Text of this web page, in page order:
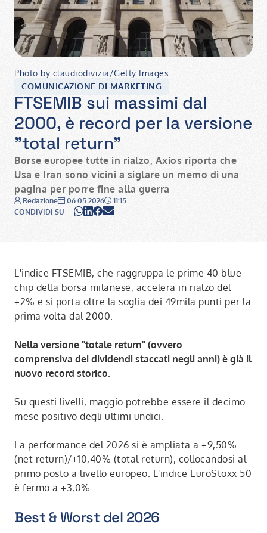
COMUNICAZIONE DI MARKETING
FTSEMIB sui massimi dal
2000, è record per la versione
"total return"
Borse europee tutte in rialzo, Axios riporta che
Usa e Iran sono vicini a siglare un memo di una
pagina per porre fine alla guerra
Autore:
Redazione Data:
06.05.2026 Ora:
11:15
CONDIVIDI SU
WhatsApp
LinkedIn
Facebook
Email
Photo by claudiodivizia/Getty Images
L'indice FTSEMIB, che raggruppa le prime 40 blue
chip della borsa milanese, accelera in rialzo del
+2% e si porta oltre la soglia dei 49mila punti per la
prima volta dal 2000.
Nella versione "totale return" (ovvero
comprensiva dei dividendi staccati negli anni) è già il
nuovo record storico.
Su questi livelli, maggio potrebbe essere il decimo
mese positivo degli ultimi undici.
La performance del 2026 si è ampliata a +9,50%
(net return)/+10,40% (total return), collocandosi al
primo posto a livello europeo. L'indice EuroStoxx 50
è fermo a +3,0%.
Best & Worst del 2026